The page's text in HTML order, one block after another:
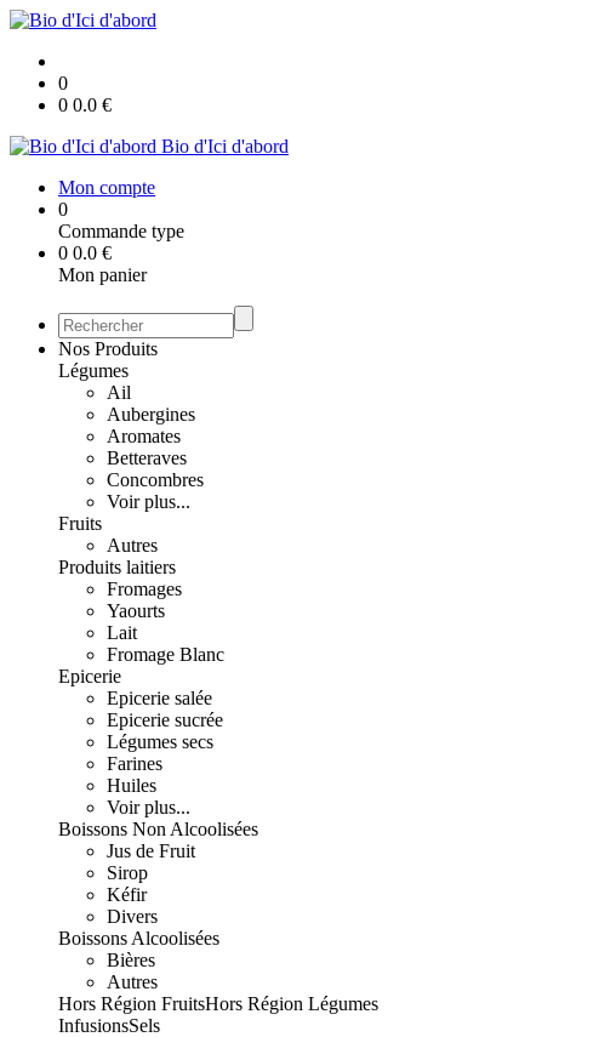
0
0 0.0 €
Bio d'Ici d'abord
Mon compte
0
Commande type
0 0.0 €
Mon panier
Nos Produits
Légumes
Ail
Aubergines
Aromates
Betteraves
Concombres
Voir plus...
Fruits
Autres
Produits laitiers
Fromages
Yaourts
Lait
Fromage Blanc
Epicerie
Epicerie salée
Epicerie sucrée
Légumes secs
Farines
Huiles
Voir plus...
Boissons Non Alcoolisées
Jus de Fruit
Sirop
Kéfir
Divers
Boissons Alcoolisées
Bières
Autres
Hors Région FruitsHors Région Légumes
InfusionsSels